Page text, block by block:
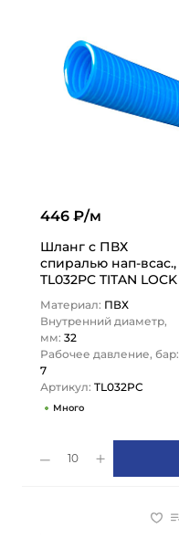
446 ₽/м
Шланг с ПВХ
спиралью нап-всас.,
TL032PC TITAN LOCK
Материал: ПВХ
Внутренний диаметр,
мм: 32
Рабочее давление, бар:
7
Артикул: TL032PC
Много
10